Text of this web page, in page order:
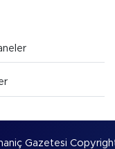
Gazetesi